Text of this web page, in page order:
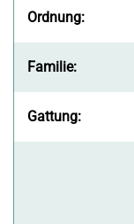
Ordnung:
Familie:
Gattung: